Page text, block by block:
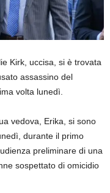
Kirk, uccisa, si è trovata
assassino del
volta lunedì.
vedova, Erika, si sono
durante il primo
preliminare di una
sospettato di omicidio